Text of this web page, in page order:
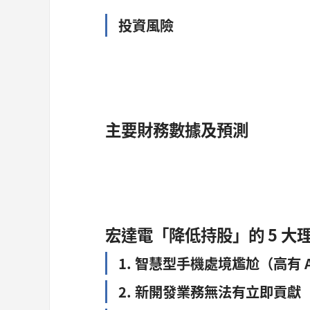
投資風險
主要財務數據及預測
宏達電「降低持股」的 5 大
1. 智慧型手機處境尷尬（高有
2. 新開發業務無法有立即貢獻